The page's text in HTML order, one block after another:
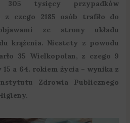
305 tysięcy przypadków
z czego 2185 osób trafiło do
ze strony układu
krążenia. Niestety z powodu
35 Wielkopolan, z czego 9
a 64. rokiem życia – wynika z
Zdrowia Publicznego